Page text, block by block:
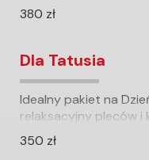
380 zł
Dla Tatusia
Idealny pakiet na
relaksacyjny pleców i
350 zł